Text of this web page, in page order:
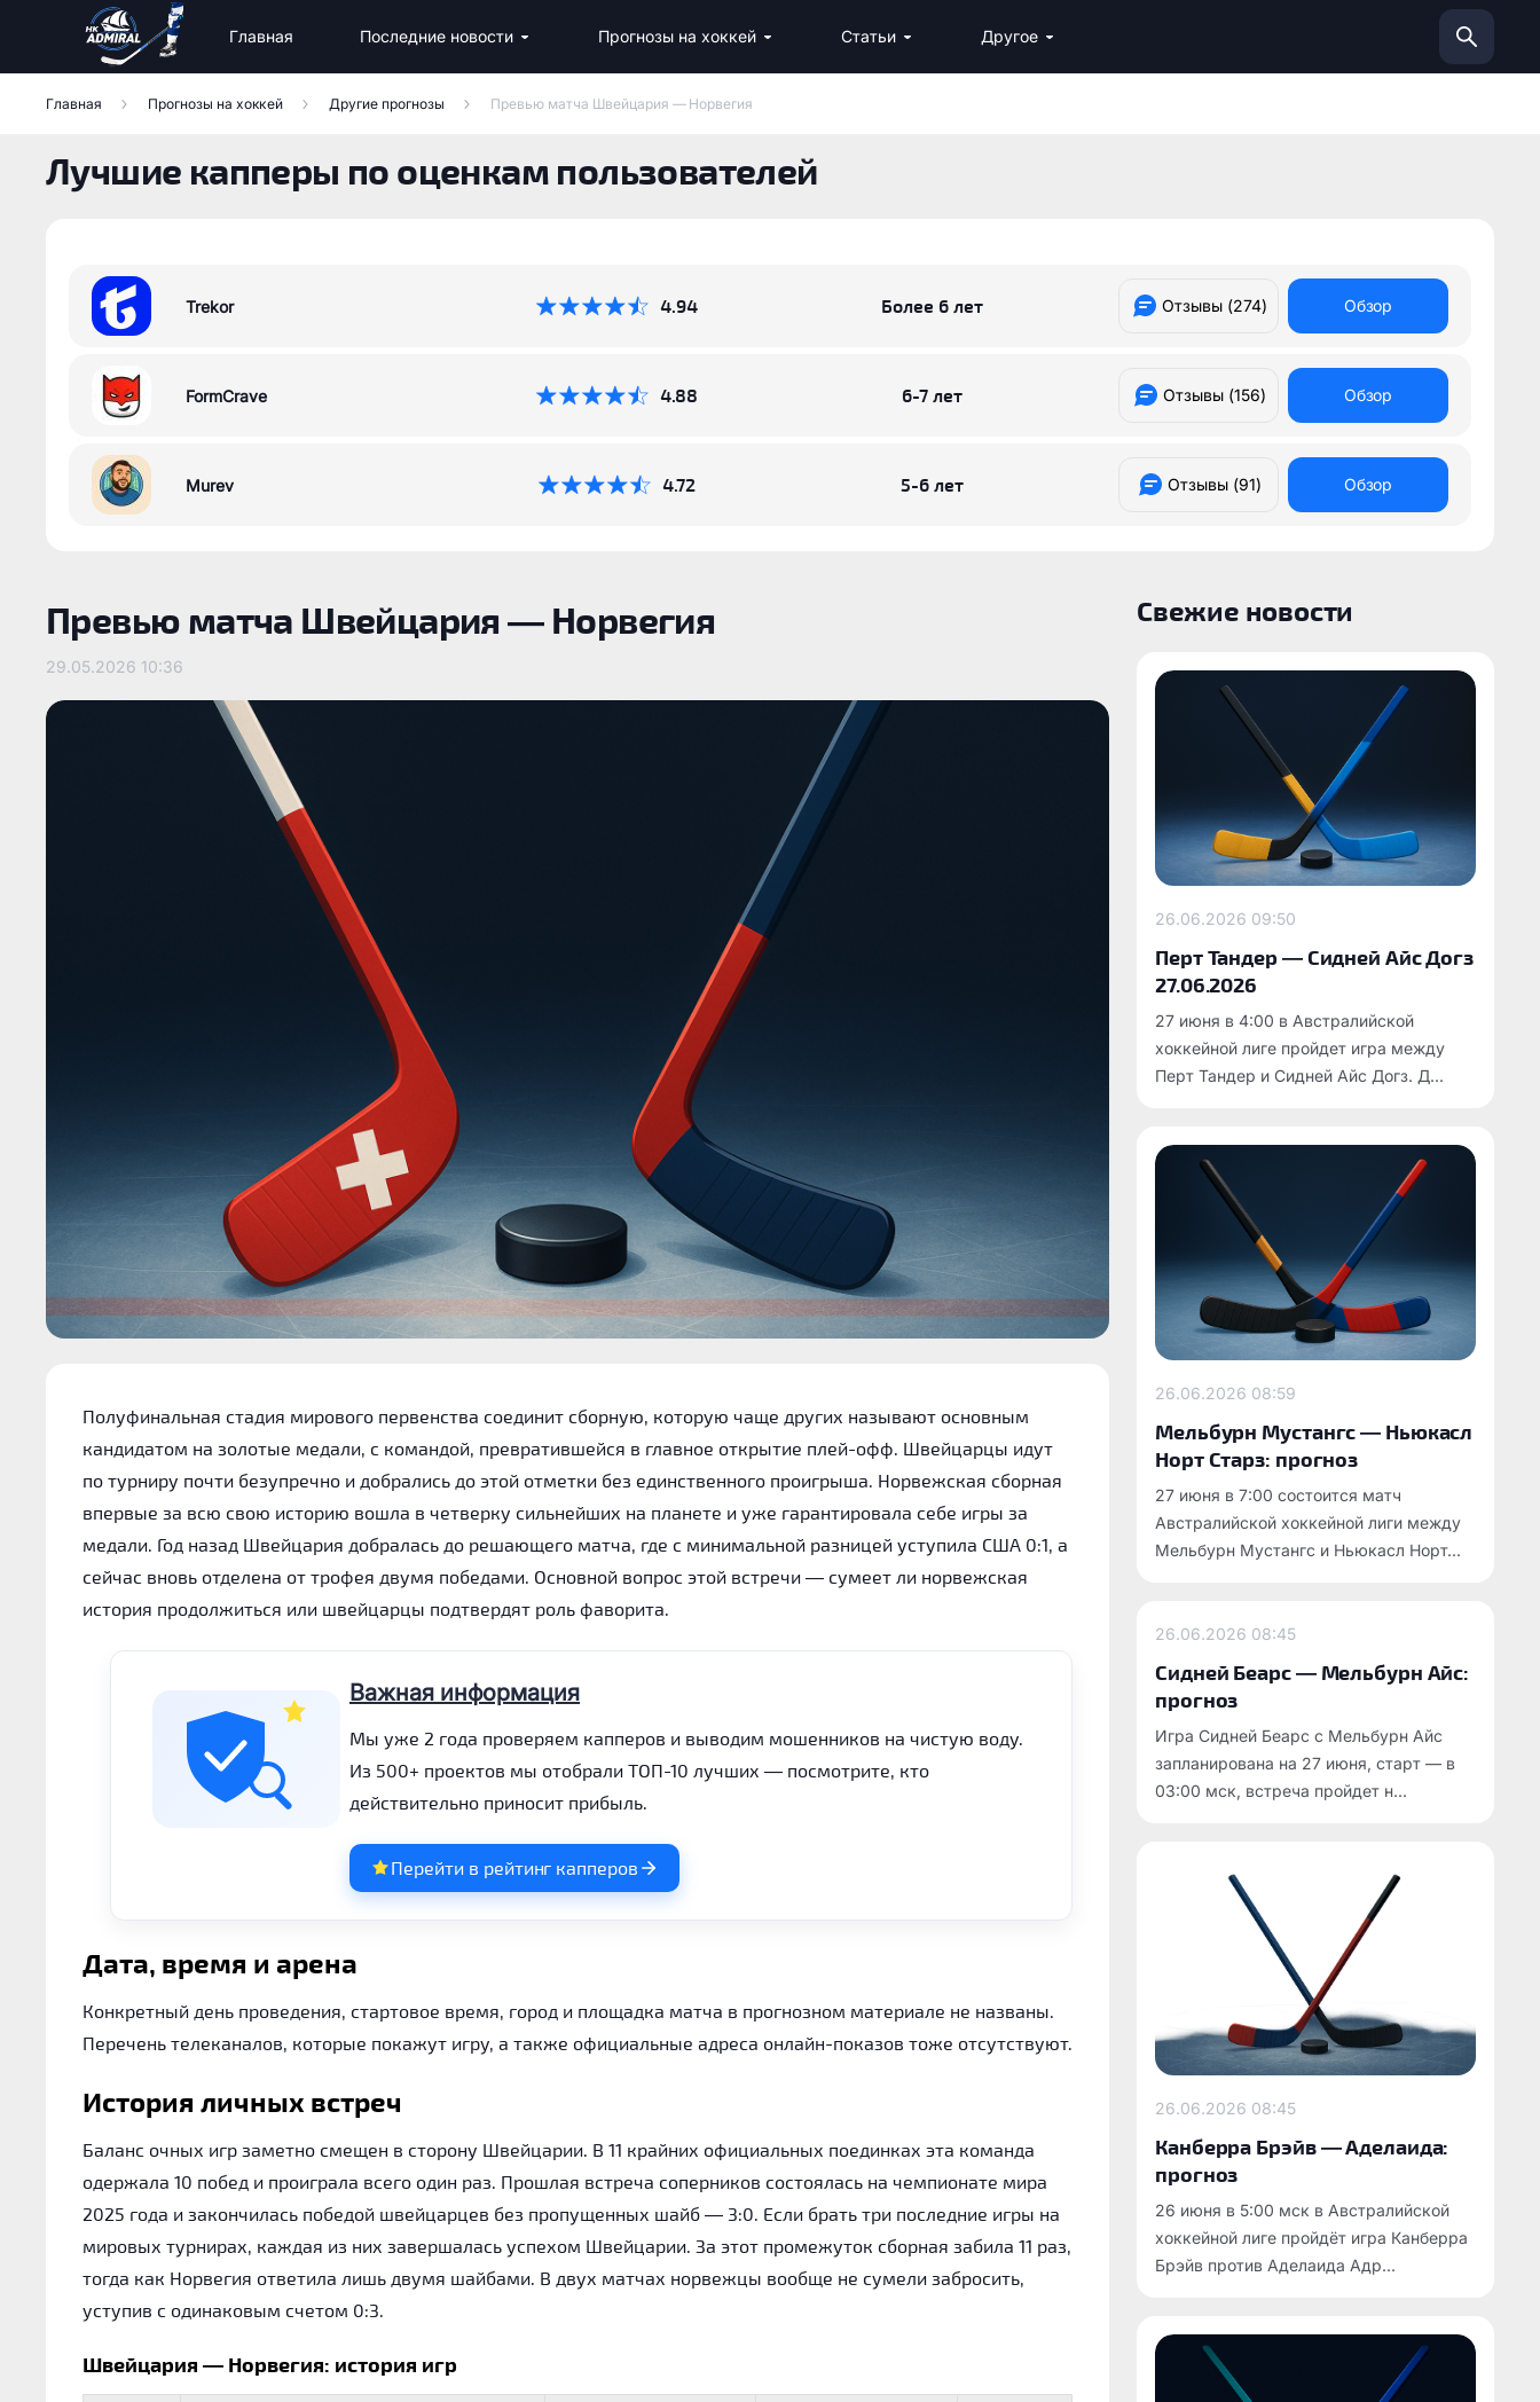
Главная Последние новости Прогнозы на хоккей Статьи Другое
Главная Прогнозы на хоккей Другие прогнозы Превью матча Швейцария — Норвегия
Лучшие капперы по оценкам пользователей
Trekor 4.94 Более 6 лет Отзывы (274) Обзор
FormCrave 4.88 6-7 лет Отзывы (156) Обзор
Murev 4.72 5-6 лет Отзывы (91) Обзор
Превью матча Швейцария — Норвегия
29.05.2026 10:36
Полуфинальная стадия мирового первенства соединит сборную, которую чаще других называют основным
кандидатом на золотые медали, с командой, превратившейся в главное открытие плей-офф. Швейцарцы идут
по турниру почти безупречно и добрались до этой отметки без единственного проигрыша. Норвежская сборная
впервые за всю свою историю вошла в четверку сильнейших на планете и уже гарантировала себе игры за
медали. Год назад Швейцария добралась до решающего матча, где с минимальной разницей уступила США 0:1, а
сейчас вновь отделена от трофея двумя победами. Основной вопрос этой встречи — сумеет ли норвежская
история продолжиться или швейцарцы подтвердят роль фаворита.
Важная информация
Мы уже 2 года проверяем капперов и выводим мошенников на чистую воду.
Из 500+ проектов мы отобрали ТОП-10 лучших — посмотрите, кто
действительно приносит прибыль.
Перейти в рейтинг капперов
Дата, время и арена
Конкретный день проведения, стартовое время, город и площадка матча в прогнозном материале не названы.
Перечень телеканалов, которые покажут игру, а также официальные адреса онлайн-показов тоже отсутствуют.
История личных встреч
Баланс очных игр заметно смещен в сторону Швейцарии. В 11 крайних официальных поединках эта команда
одержала 10 побед и проиграла всего один раз. Прошлая встреча соперников состоялась на чемпионате мира
2025 года и закончилась победой швейцарцев без пропущенных шайб — 3:0. Если брать три последние игры на
мировых турнирах, каждая из них завершалась успехом Швейцарии. За этот промежуток сборная забила 11 раз,
тогда как Норвегия ответила лишь двумя шайбами. В двух матчах норвежцы вообще не сумели забросить,
уступив с одинаковым счетом 0:3.
Швейцария — Норвегия: история игр
Свежие новости
26.06.2026 09:50
Перт Тандер — Сидней Айс Догз
27.06.2026
27 июня в 4:00 в Австралийской
хоккейной лиге пройдет игра между
Перт Тандер и Сидней Айс Догз. Д...
26.06.2026 08:59
Мельбурн Мустангс — Ньюкасл
Норт Старз: прогноз
27 июня в 7:00 состоится матч
Австралийской хоккейной лиги между
Мельбурн Мустангс и Ньюкасл Норт...
26.06.2026 08:45
Сидней Беарс — Мельбурн Айс:
прогноз
Игра Сидней Беарс с Мельбурн Айс
запланирована на 27 июня, старт — в
03:00 мск, встреча пройдет н...
26.06.2026 08:45
Канберра Брэйв — Аделаида:
прогноз
26 июня в 5:00 мск в Австралийской
хоккейной лиге пройдёт игра Канберра
Брэйв против Аделаида Адр...